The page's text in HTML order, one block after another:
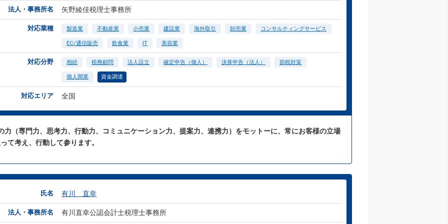
法人・事務所名 矢野綾佳税理士事務所
対応業種 製造業 不動産業 小売業 建設業 海外取引 卸売業 コンサルティングサービス
EC/通信販売 飲食業 IT 美容業
対応分野 相続 税務顧問 法人設立 確定申告（個人） 決算申告（法人） 節税対策
個人開業 資金調達
対応エリア 全国
力（専門力、思考力、行動力、コミュニケーション力、提案力、連携力）をモットーに、常にお客様の立場
て考え、行動して参ります。
氏名 有川 直幸
法人・事務所名 有川直幸公認会計士税理士事務所